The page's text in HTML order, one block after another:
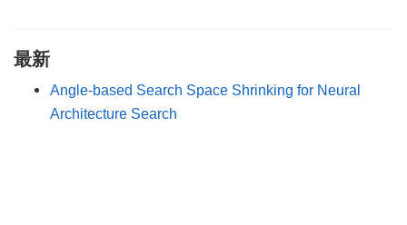
最新
Angle-based Search Space Shrinking for Neural
Architecture Search